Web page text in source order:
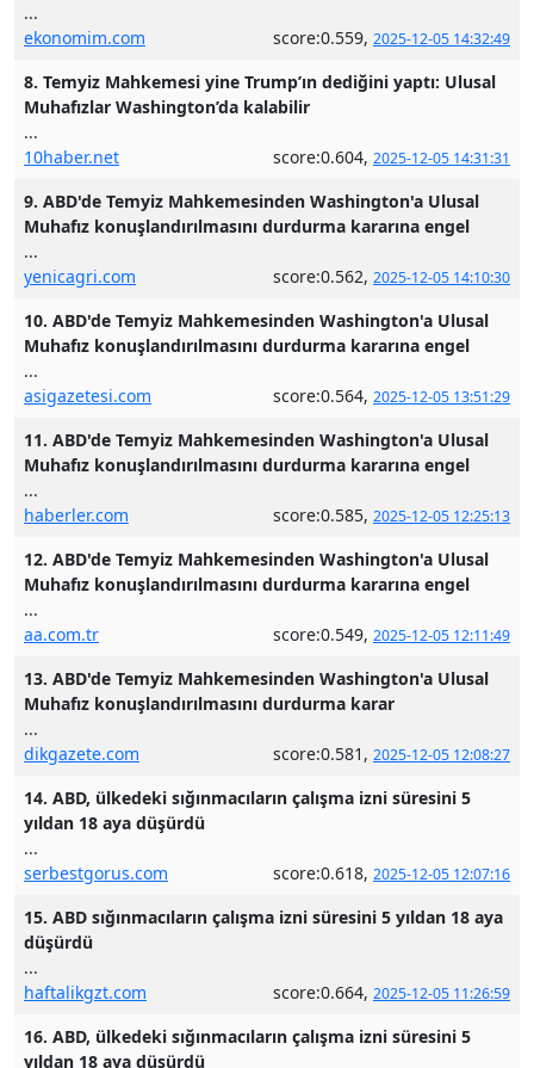
...
ekonomim.com
score:0.559, 2025-12-05 14:32:49
8. Temyiz Mahkemesi yine Trump’ın dediğini yaptı: Ulusal
Muhafızlar Washington’da kalabilir
...
10haber.net
score:0.604, 2025-12-05 14:31:31
9. ABD'de Temyiz Mahkemesinden Washington'a Ulusal
Muhafız konuşlandırılmasını durdurma kararına engel
...
yenicagri.com
score:0.562, 2025-12-05 14:10:30
10. ABD'de Temyiz Mahkemesinden Washington'a Ulusal
Muhafız konuşlandırılmasını durdurma kararına engel
...
asigazetesi.com
score:0.564, 2025-12-05 13:51:29
11. ABD'de Temyiz Mahkemesinden Washington'a Ulusal
Muhafız konuşlandırılmasını durdurma kararına engel
...
haberler.com
score:0.585, 2025-12-05 12:25:13
12. ABD'de Temyiz Mahkemesinden Washington'a Ulusal
Muhafız konuşlandırılmasını durdurma kararına engel
...
aa.com.tr
score:0.549, 2025-12-05 12:11:49
13. ABD'de Temyiz Mahkemesinden Washington'a Ulusal
Muhafız konuşlandırılmasını durdurma karar
...
dikgazete.com
score:0.581, 2025-12-05 12:08:27
14. ABD, ülkedeki sığınmacıların çalışma izni süresini 5
yıldan 18 aya düşürdü
...
serbestgorus.com
score:0.618, 2025-12-05 12:07:16
15. ABD sığınmacıların çalışma izni süresini 5 yıldan 18 aya
düşürdü
...
haftalikgzt.com
score:0.664, 2025-12-05 11:26:59
16. ABD, ülkedeki sığınmacıların çalışma izni süresini 5
yıldan 18 aya düşürdü